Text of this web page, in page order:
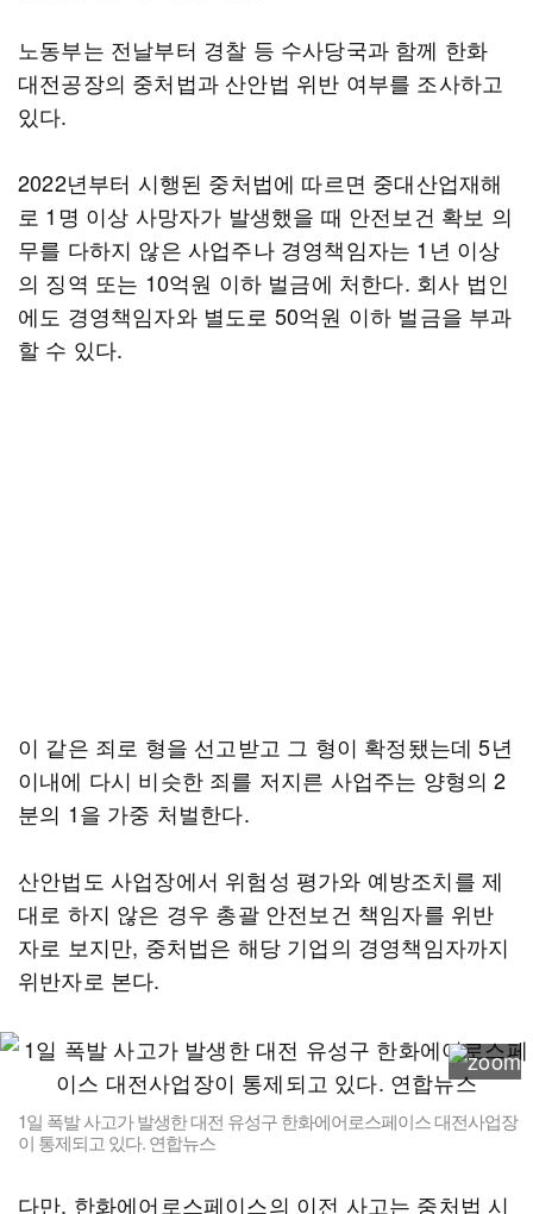
노동부는 전날부터 경찰 등 수사당국과 함께 한화
대전공장의 중처법과 산안법 위반 여부를 조사하고
있다.
2022년부터 시행된 중처법에 따르면 중대산업재해
로 1명 이상 사망자가 발생했을 때 안전보건 확보 의
무를 다하지 않은 사업주나 경영책임자는 1년 이상
의 징역 또는 10억원 이하 벌금에 처한다. 회사 법인
에도 경영책임자와 별도로 50억원 이하 벌금을 부과
할 수 있다.
이 같은 죄로 형을 선고받고 그 형이 확정됐는데 5년
이내에 다시 비슷한 죄를 저지른 사업주는 양형의 2
분의 1을 가중 처벌한다.
산안법도 사업장에서 위험성 평가와 예방조치를 제
대로 하지 않은 경우 총괄 안전보건 책임자를 위반
자로 보지만, 중처법은 해당 기업의 경영책임자까지
위반자로 본다.
1일 폭발 사고가 발생한 대전 유성구 한화에어로스페이스 대전사업장
이 통제되고 있다. 연합뉴스
다만, 한화에어로스페이스의 이전 사고는 중처법 시